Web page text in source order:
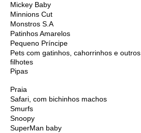
Mickey Baby
Minnions Cut
Monstros S.A
Patinhos Amarelos
Pequeno Príncipe
Pets com gatinhos, cahorrinhos e outros
filhotes
Pipas
Praia
Safari, com bichinhos machos
Smurfs
Snoopy
SuperMan baby